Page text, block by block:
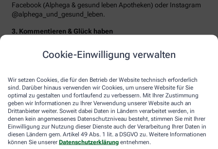
Cookie-Einwilligung verwalten
Wir setzen Cookies, die für den Betrieb der Website technisch erforderlich
sind. Darüber hinaus verwenden wir Cookies, um unsere Website für Sie
optimal zu gestalten und fortlaufend zu verbessern. Mit Ihrer Zustimmung
geben wir Informationen zu Ihrer Verwendung unserer Website auch an
Drittanbieter weiter. Soweit dabei Daten in Ländern verarbeitet werden, in
denen kein angemessenes Datenschutzniveau besteht, stimmen Sie mit Ihrer
Einwilligung zur Nutzung dieser Dienste auch der Verarbeitung Ihrer Daten in
diesen Ländern gem. Artikel 49 Abs. 1 lit. a DSGVO zu. Weitere Informationen
können Sie unserer Datenschutzerklärung entnehmen.
Facebook (Alphega & gesund leben Apotheken) oder Instagram
@alphega_und_gesund_leben.
3. Kommentieren & Glück haben
Traumziel – schon landen Sie im Lostopf!